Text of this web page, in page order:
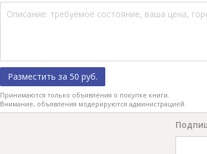
Разместить за 50 руб.
Принимаются только объявления о покупке книги.
Внимание, объявления модерируются администрацией.